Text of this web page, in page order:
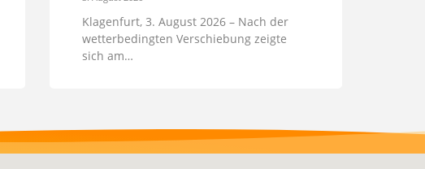
Klagenfurt, 3. August 2026 – Nach der
wetterbedingten Verschiebung zeigte
sich am…